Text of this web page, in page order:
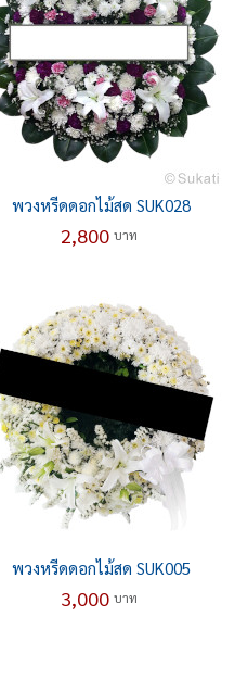
พวงหรีดดอกไม้สด SUK028
2,800 บาท
พวงหรีดดอกไม้สด SUK005
3,000 บาท